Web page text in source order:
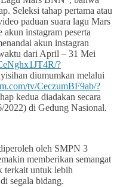
Seleksi tahap pertama atau
paduan suara lagu Mars
instagram peserta
akun instagran
dari April – 31 Mei
?
diumumkan melalui
tv/CeczumBF9ab/?
kedua diadakan secara
2022) di Gedung Nasional.
oleh SMPN 3
memberikan semangat
terkait untuk lebih
segala bidang.